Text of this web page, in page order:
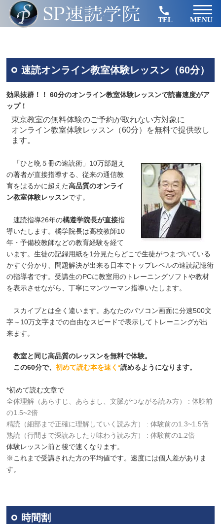
TEL MENU
速読オンライン教室体験レッスン（60分）
効果抜群！！ 60分のオンライン教室体験レッスンで読書速度がア
ップ！
東京教室の無料体験のご予約が取れない方対象に
オンライン教室体験レッスン（60分）を無料で提供致し
ます。
「ひと晩５冊の速読術」10万部超え
の著者が直接指導する、従来の通信教
育をはるかに超えた高品質のオンライ
ン教室体験レッスンです。
速読指導26年の橘遵学院長が直接指
導いたします。橘学院長は高校教師10
年・予備校教師などの教育経験を経て
います。生徒の記録用紙を1分見たらどこで生徒がつまづいている
かすぐ分かり、問題解決が出来る日本でトップレベルの速読記憶術
の指導者です。受講生のPCに教室用のトレーニングソフトや教材
を表示させながら、丁寧にマンツーマン指導いたします。
スカイプとは全く違います。あなたのパソコン画面に分速500文
字～10万文字までの自由なスピードで表示してトレーニングが出
来ます。
教室と同じ高品質のレッスンを無料で体験。
この60分で、初めて読む本を速く*読めるようになります。
*初めて読む文章で
全体理解（あらすじ、あらまし、文脈がつながる読み方） : 体験前
の1.5~2倍
精読（細部まで正確に理解していく読み方） : 体験前の1.3~1.5倍
熟読（行間まで深読みしたり味わう読み方） : 体験前の1.2倍
体験レッスン前と後で速くなります。
※これまで受講された方の平均値です。速度には個人差がありま
す。
時間割